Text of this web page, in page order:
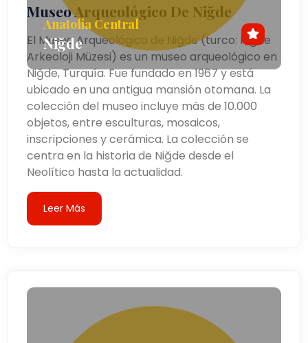
Anatolia Central
Niğde
Museo Arqueológico De Niğde
El Museo Arqueológico de Niğde (turco: Niğde
Arkeoloji Müzesi) es un museo arqueológico en
Niğde, Turquía. Fue fundado en 1967 y está
ubicado en una antigua mansión otomana. La
colección del museo incluye más de 10.000
objetos, entre esculturas, mosaicos,
inscripciones y cerámica. La colección se
centra en la historia de Niğde desde el
Neolítico hasta la actualidad.
Leer Más